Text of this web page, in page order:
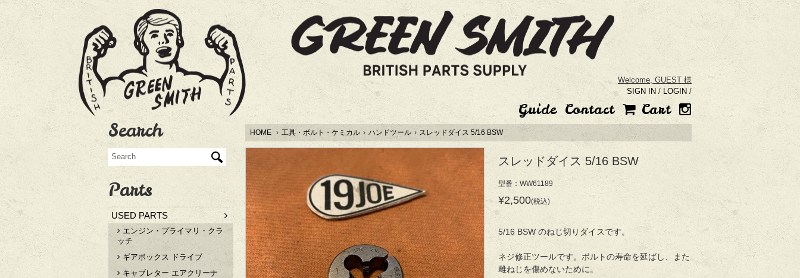
Welcome, GUEST 様
SIGN IN / LOGIN /
Guide Contact Cart
HOME › 工具・ボルト・ケミカル › ハンドツール › スレッドダイス 5/16 BSW
スレッドダイス 5/16 BSW
型番：WW61189
¥2,500(税込)
5/16 BSW のねじ切りダイスです。
ネジ修正ツールです。ボルトの寿命を延ばし、また
雌ねじを傷めないために。
Search
Parts
USED PARTS
エンジン・プライマリ・クラ
ッチ
ギアボックス ドライブ
キャブレター エアクリーナ